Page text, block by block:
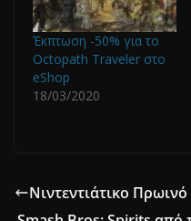
Έκπτωση -50% για το
Octopath Traveler στο
eShop
18/03/2020
Νιντεντιάτικο